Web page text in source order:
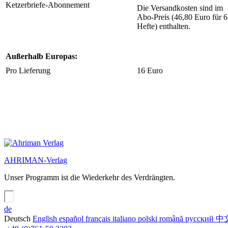
Ketzerbriefe-Abonnement
Die Versandkosten sind im
Abo-Preis (46,80 Euro für 6
Hefte) enthalten.
Außerhalb Europas:
Pro Lieferung
16 Euro
AHRIMAN-Verlag
Unser Programm ist die Wiederkehr des Verdrängten.
de
Deutsch English español français italiano polski română русский 中